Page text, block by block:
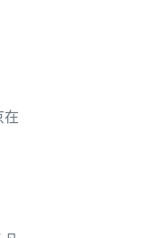
在